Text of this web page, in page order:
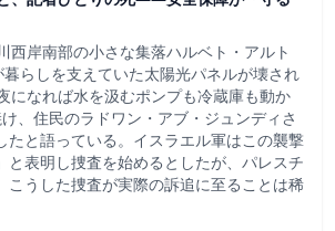
西岸南部の小さな集落ハルベト・アルト
らしを支えていた太陽光パネルが壊され
になれば水を汲むポンプも冷蔵庫も動か
、住民のラドワン・アブ・ジュンディさ
たと語っている。イスラエル軍はこの襲撃
と表明し捜査を始めるとしたが、パレスチ
こうした捜査が実際の訴追に至ることは稀